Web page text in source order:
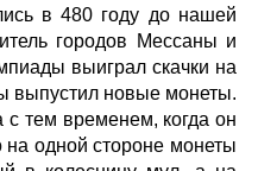
в 480 году до нашей
городов Мессаны и
выиграл скачки на
выпустил новые монеты.
с тем временем, когда он
одной стороне монеты